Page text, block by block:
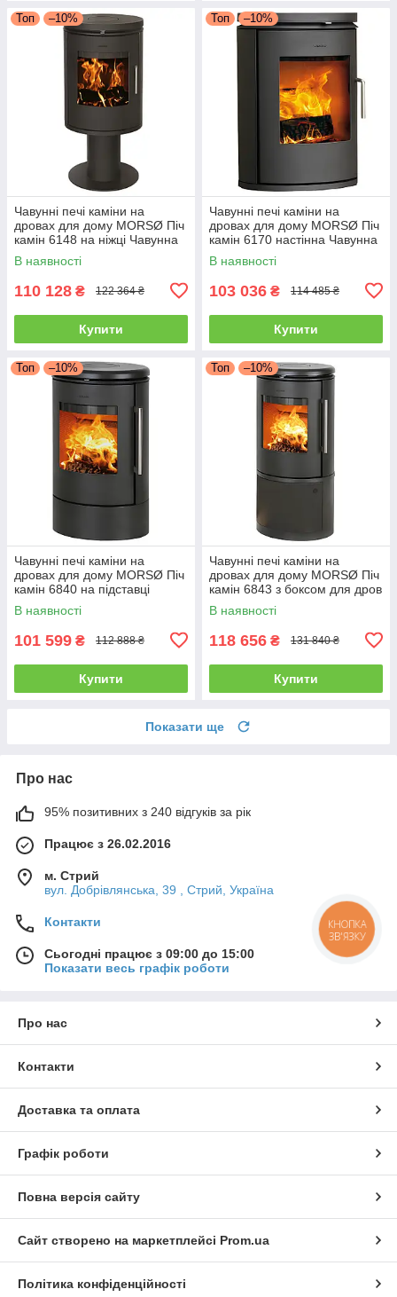
Топ –10%
Чавунні печі каміни на
дровах для дому MORSØ Піч
камін 6148 на ніжці Чавунна
піч тривалого горіння 5.8кВт
В наявності
110 128 ₴ 122 364 ₴
Купити
Топ –10%
Чавунні печі каміни на
дровах для дому MORSØ Піч
камін 6170 настінна Чавунна
піч тривалого горіння 5.8кВт
В наявності
103 036 ₴ 114 485 ₴
Купити
Топ –10%
Чавунні печі каміни на
дровах для дому MORSØ Піч
камін 6840 на підставці
Чавунна піч тривалого
горіння 5.8кВт
В наявності
101 599 ₴ 112 888 ₴
Купити
Топ –10%
Чавунні печі каміни на
дровах для дому MORSØ Піч
камін 6843 з боксом для дров
Чавунна піч тривалого
горіння 5.8кВт
В наявності
118 656 ₴ 131 840 ₴
Купити
Показати ще
Про нас
95% позитивних з 240 відгуків за рік
Працює з 26.02.2016
м. Стрий
вул. Добрівлянська, 39 , Стрий, Україна
Контакти
Сьогодні працює з 09:00 до 15:00
Показати весь графік роботи
Про нас
Контакти
Доставка та оплата
Графік роботи
Повна версія сайту
Сайт створено на маркетплейсі Prom.ua
Політика конфіденційності
КНОПКА
ЗВ'ЯЗКУ